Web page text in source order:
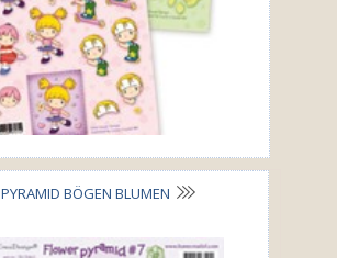
PYRAMID BÖGEN BLUMEN